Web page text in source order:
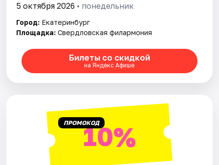
5 октября 2026 • понедельник
Город: Екатеринбург
Площадка: Свердловская филармония
Билеты со скидкой
на Яндекс Афише
ПРОМОКОД10%